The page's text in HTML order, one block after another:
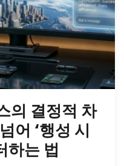
의 결정적 차
어 ‘행성 시
하는 법